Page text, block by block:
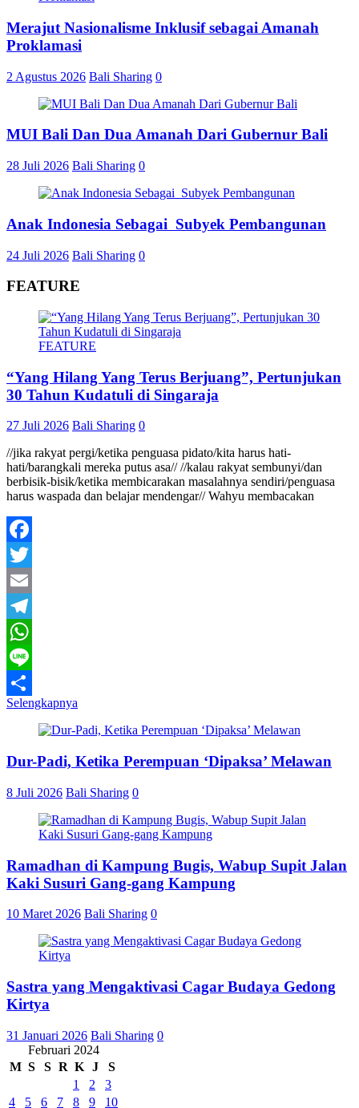
Merajut Nasionalisme Inklusif sebagai Amanah
Proklamasi
2 Agustus 2026 Bali Sharing 0
MUI Bali Dan Dua Amanah Dari Gubernur Bali
28 Juli 2026 Bali Sharing 0
Anak Indonesia Sebagai Subyek Pembangunan
24 Juli 2026 Bali Sharing 0
FEATURE
FEATURE
“Yang Hilang Yang Terus Berjuang”, Pertunjukan
30 Tahun Kudatuli di Singaraja
27 Juli 2026 Bali Sharing 0
//jika rakyat pergi/ketika penguasa pidato/kita harus hati-
hati/barangkali mereka putus asa// //kalau rakyat sembunyi/dan
berbisik-bisik/ketika membicarakan masalahnya sendiri/penguasa
harus waspada dan belajar mendengar// Wahyu membacakan
Facebook
Twitter
Email
Telegram
WhatsApp
Line
Share
Selengkapnya
Dur-Padi, Ketika Perempuan ‘Dipaksa’ Melawan
8 Juli 2026 Bali Sharing 0
Ramadhan di Kampung Bugis, Wabup Supit Jalan
Kaki Susuri Gang-gang Kampung
10 Maret 2026 Bali Sharing 0
Sastra yang Mengaktivasi Cagar Budaya Gedong
Kirtya
31 Januari 2026 Bali Sharing 0
Februari 2024
M S S R K J
S
1
2
3
4
5 6 7 8 9 10